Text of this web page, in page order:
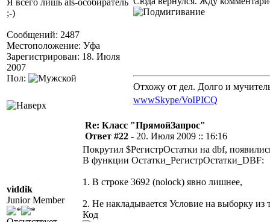
Я всего лишь als-особиратель
;-)
Сообщений: 2487
Местоположение: Уфа
Зарегистрирован: 18. Июля
2007
Пол:
Отхожу от дел. Долго и
wwwSkype/VoIPICQ
viddik
Junior Member
Re: Класс "ПрямойЗапрос"
Ответ #22 - 20. Июля 2009 :: 16:16
Покрутил $РегистрОстатки на dbf,
В функции Остатки_РегистрОстатки_DBF:
1. В строке 3692 (nolock) явно лишнее,
2. Не накладывается Условие на выборку из
Код